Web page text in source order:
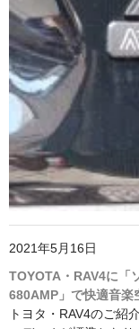
2021年5月16日
TOYOTA・RAV4に「
680AMP」で快適音
トヨタ・RAV4のご紹